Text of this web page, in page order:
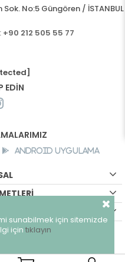
No:5 Güngören / İSTANBUL
+90 212 505 55 77
EDİN
Android Uygulama
saklıdır.
sunabilmek için sitemizde
için tıklayın